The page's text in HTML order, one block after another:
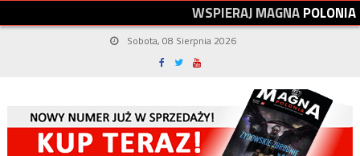
WSPIERAJMAGNAPOLONIA
Sobota, 08 Sierpnia 2026